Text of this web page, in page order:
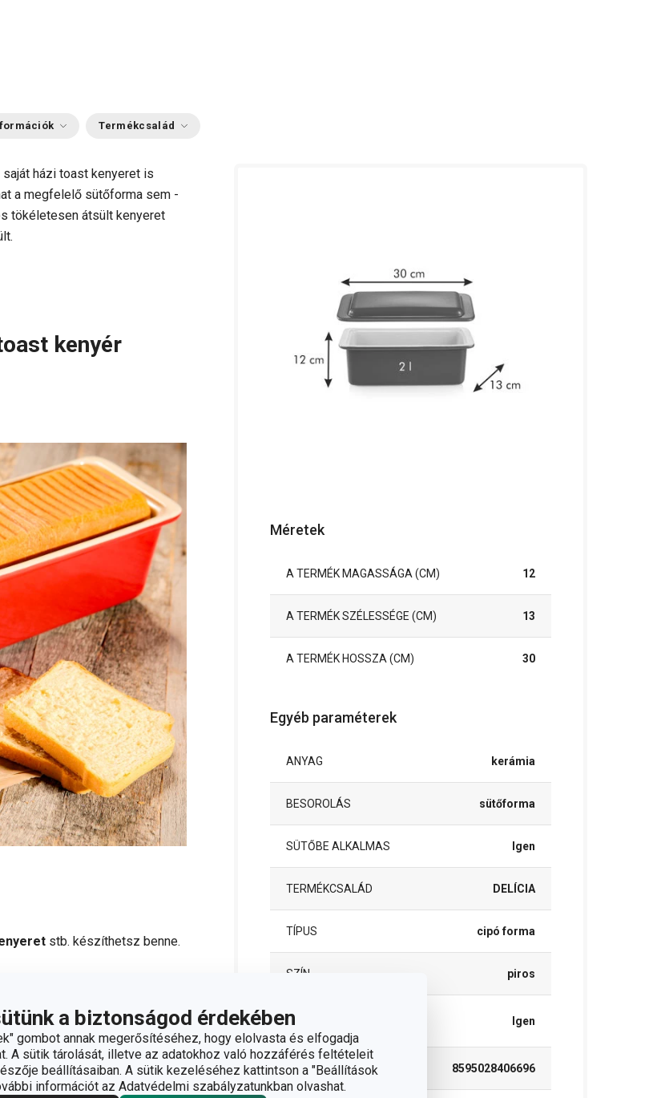
a biztonságod érdekében
gombot annak megerősítéséhez, hogy elolvasta és elfogadja
A sütik tárolását, illetve az adatokhoz való hozzáférés feltételeit
beállításaiban. A sütik kezeléséhez kattintson a "Beállítások
információt az Adatvédelmi szabályzatunkban olvashat.
Termékcsalád
házi toast kenyeret is
a megfelelő sütőforma sem -
tökéletesen átsült kenyeret
kenyér
stb. készíthetsz benne.
elkészült kenyeret könnyen ki
Méretek
A TERMÉK MAGASSÁGA (CM) 12
A TERMÉK SZÉLESSÉGE (CM) 13
A TERMÉK HOSSZA (CM) 30
Egyéb paraméterek
ANYAG kerámia
BESOROLÁS sütőforma
SÜTŐBE ALKALMAS Igen
TERMÉKCSALÁD DELÍCIA
TÍPUS cipó forma
SZÍN piros
TISZTÍTÁS
MOSOGATÓGÉPBEN
Igen
EAN 8595028406696